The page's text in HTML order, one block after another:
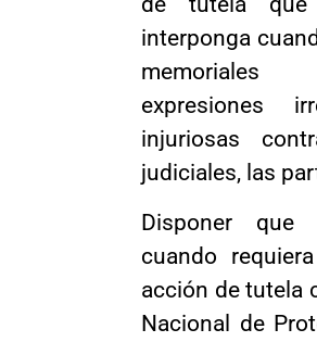
interponga
expresiones
injuriosas
judiciales, las
Disponer que
cuando
acción de tutela
Nacional de